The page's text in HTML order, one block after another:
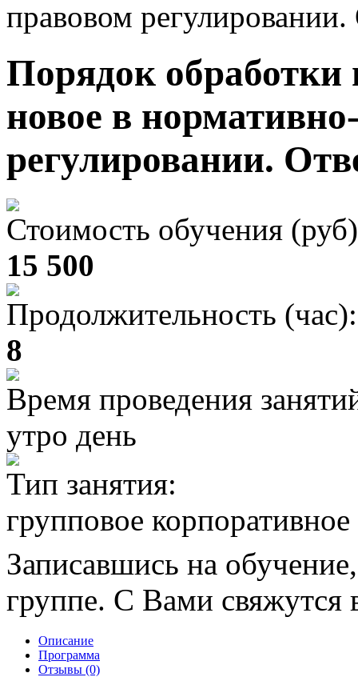
правовом регулировании.
Порядок
новое в
регулировании.
Стоимость обучения
15 500
Продолжительность (час):
8
Время проведения
утро день
Тип занятия:
групповое корпоративное
Записавшись на
группе. С Вами свяжутся
Описание
Программа
Отзывы (0)